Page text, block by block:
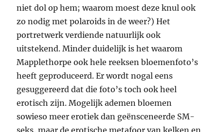
niet dol op hem; waarom moest deze knul ook
zo nodig met polaroids in de weer?) Het
portretwerk verdiende natuurlijk ook
uitstekend. Minder duidelijk is het waarom
Mapplethorpe ook hele reeksen bloemenfoto’s
heeft geproduceerd. Er wordt nogal eens
gesuggereerd dat die foto’s toch ook heel
erotisch zijn. Mogelijk ademen bloemen
sowieso meer erotiek dan geënsceneerde SM-